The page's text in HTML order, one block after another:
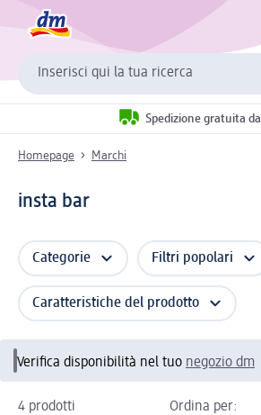
Inserisci qui la tua ricerca
Spedizione gratuita
Homepage Marchi
insta bar
Categorie Filtri popolari
Caratteristiche del prodotto
Verifica disponibilità nel tuo negozio dm
4 prodotti Ordina per: